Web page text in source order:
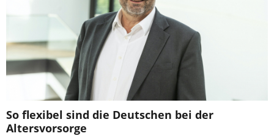
So flexibel sind die Deutschen bei der
Altersvorsorge